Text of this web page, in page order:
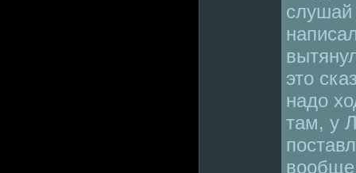
слушай
это
надо
там, у
вообще